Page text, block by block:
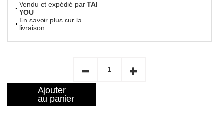
Vendu et expédié par TAI
YOU
En savoir plus sur la
livraison
Ajouter
au panier